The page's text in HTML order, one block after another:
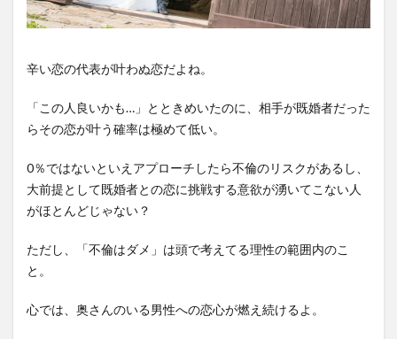
辛い恋の代表が叶わぬ恋だよね。
「この人良いかも…」とときめいたのに、相手が既婚者だった
らその恋が叶う確率は極めて低い。
0％ではないといえアプローチしたら不倫のリスクがあるし、
大前提として既婚者との恋に挑戦する意欲が湧いてこない人
がほとんどじゃない？
ただし、「不倫はダメ」は頭で考えてる理性の範囲内のこ
と。
心では、奥さんのいる男性への恋心が燃え続けるよ。